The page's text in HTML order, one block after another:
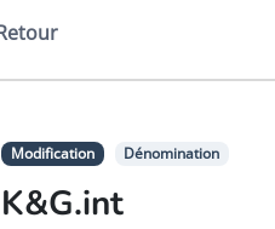
Modification Dénomination
K&G.int